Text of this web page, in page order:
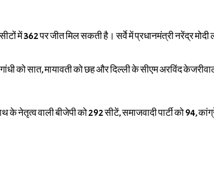
362 पर जीत मिल सकती है। सर्वे में प्रधानमंत्री नरेंद्र मोदी
को सात, मायावती को छह और दिल्ली के सीएम अरविंद
के नेतृत्व वाली बीजेपी को 292 सीटें, समाजवादी पार्टी को